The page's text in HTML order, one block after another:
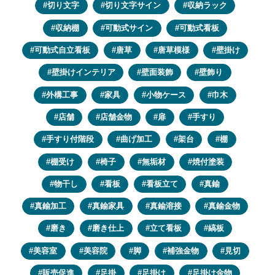
切り文字 切り文字サイン 収納ラック
収納棚 可動式サイン 可動式看板
可動式自立看板 唐草 唐草模様 壁掛け
壁掛けインテリア 壁面装飾 壁飾り
外構工事 家具 小物ケース 巾木
店舗 店舗金物 扉 手すり
手すり付階段 曲げ加工 架台 棚
棚受け 椅子 無垢材 焼付塗装
物干し 看板 看板立て 真鍮
真鍮加工 真鍮家具 真鍮溶接 真鍮金物
磨き 磨き仕上 立て看板 縞板
美容室 美容院 脚 補強金物 見切
販売促進 足掛 足掛け 足掛け金物